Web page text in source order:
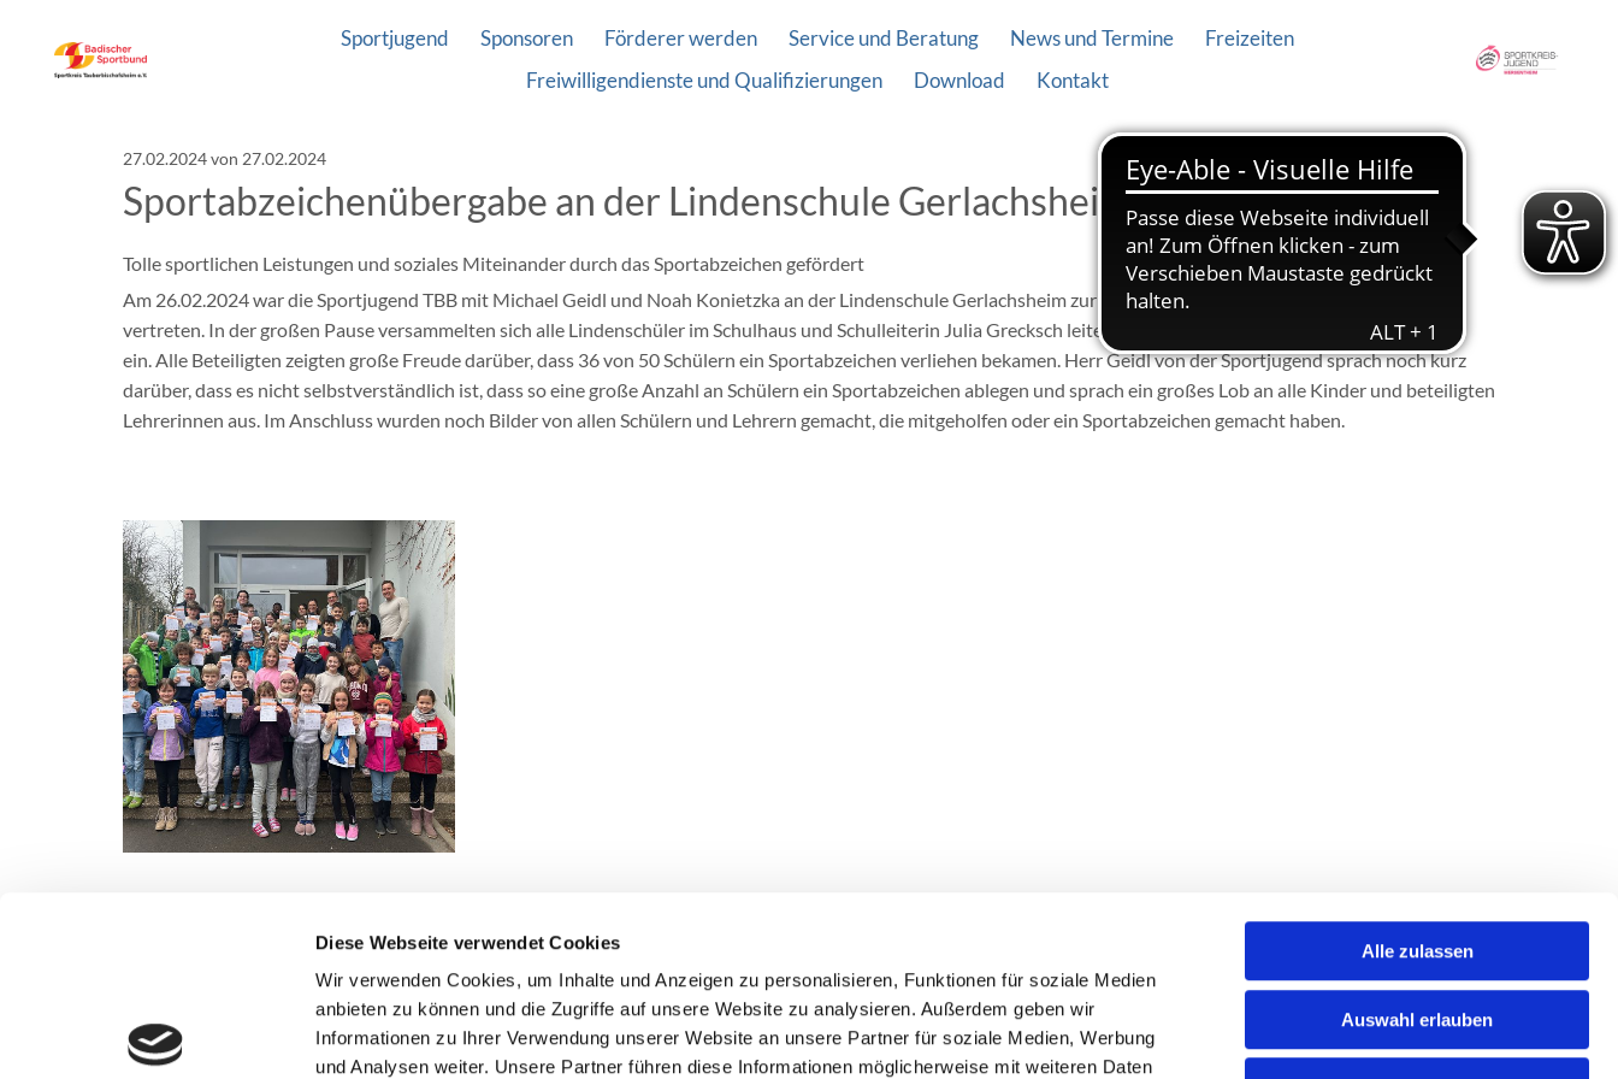
Diese Webseite verwendet Cookies
Wir verwenden Cookies, um Inhalte und Anzeigen zu personalisieren, Funktionen für soziale Medien
anbieten zu können und die Zugriffe auf unsere Website zu analysieren. Außerdem geben wir
Informationen zu Ihrer Verwendung unserer Website an unsere Partner für soziale Medien, Werbung
und Analysen weiter. Unsere Partner führen diese Informationen möglicherweise mit weiteren Daten
Alle zulassen
Auswahl erlauben
Sportjugend Sponsoren Förderer werden Service und Beratung News und Termine
Freizeiten
Freiwilligendienste und Qualifizierungen
Download Kontakt
27.02.2024von 27.02.2024
Sportabzeichenübergabe an der Lindenschule Gerlachsheim
Tolle sportlichen Leistungen und soziales Miteinander durch das Sportabzeichen gefördert
Am 26.02.2024 war die Sportjugend TBB mit Michael Geidl und Noah Konietzka an der Lindenschule Gerlachsheim zur Übergabe des Deutschen Sportabzeichens
vertreten. In der großen Pause versammelten sich alle Lindenschüler im Schulhaus und Schulleiterin Julia Grecksch leitete mit einer kurzen Ansprache die Übergabe
ein. Alle Beteiligten zeigten große Freude darüber, dass 36 von 50 Schülern ein Sportabzeichen verliehen bekamen. Herr Geidl von der Sportjugend sprach noch kurz
darüber, dass es nicht selbstverständlich ist, dass so eine große Anzahl an Schülern ein Sportabzeichen ablegen und sprach ein großes Lob an alle Kinder und beteiligten
Lehrerinnen aus. Im Anschluss wurden noch Bilder von allen Schülern und Lehrern gemacht, die mitgeholfen oder ein Sportabzeichen gemacht haben.
Sportjugend Tauberbischofsheim und
Sportjugend-Förderverein
Informationspflicht
Impressum|Datenschutzerklärung
Sportjugend Mergentheim
Wachbacher Straße 52 | 97980 Bad Mergentheim